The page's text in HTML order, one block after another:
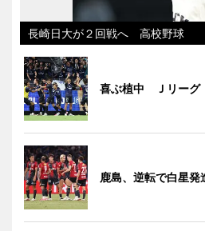
長崎日大が２回戦へ 高校野球
喜ぶ植中 Ｊリーグ
鹿島、逆転で白星